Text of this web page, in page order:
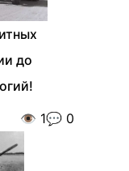
до
👁️ 1💬 0